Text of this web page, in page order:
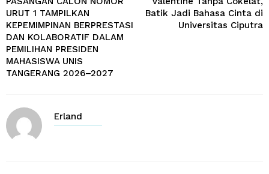
URUT 1 TAMPILKAN
KEPEMIMPINAN BERPRESTASI
DAN KOLABORATIF DALAM
PEMILIHAN PRESIDEN
MAHASISWA UNIS
TANGERANG 2026–2027
Batik Jadi Bahasa Cinta di
Universitas Ciputra
Erland